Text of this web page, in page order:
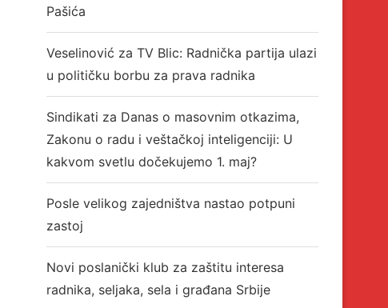
Pašića
Veselinović za TV Blic: Radnička partija ulazi
u političku borbu za prava radnika
Sindikati za Danas o masovnim otkazima,
Zakonu o radu i veštačkoj inteligenciji: U
kakvom svetlu dočekujemo 1. maj?
Posle velikog zajedništva nastao potpuni
zastoj
Novi poslanički klub za zaštitu interesa
radnika, seljaka, sela i građana Srbije